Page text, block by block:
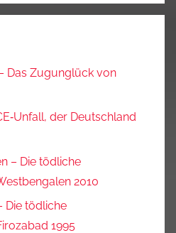
Das Zugunglück von
der Deutschland
– Die tödliche
2010
Die tödliche
1995